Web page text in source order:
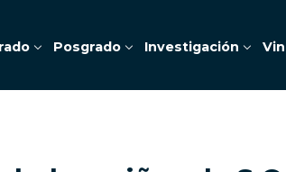
Posgrado Investigación